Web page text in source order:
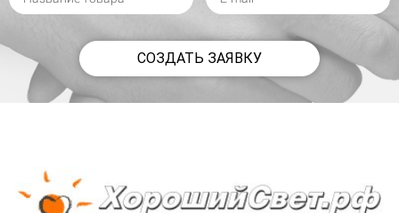
СОЗДАТЬ ЗАЯВКУ